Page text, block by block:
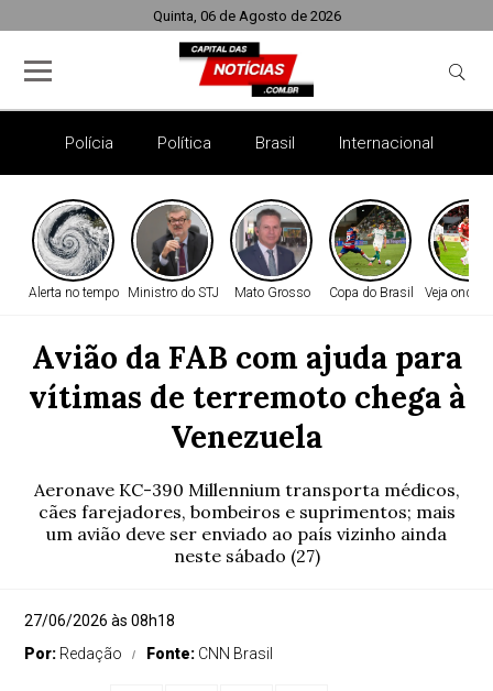
Quinta, 06 de Agosto de 2026
Polícia Política Brasil Internacional
Alerta no tempo Ministro do STJ Mato Grosso Copa do Brasil Veja onde
Avião da FAB com ajuda para
vítimas de terremoto chega à
Venezuela
Aeronave KC-390 Millennium transporta médicos,
cães farejadores, bombeiros e suprimentos; mais
um avião deve ser enviado ao país vizinho ainda
neste sábado (27)
27/06/2026 às 08h18
Por: Redação Fonte: CNN Brasil